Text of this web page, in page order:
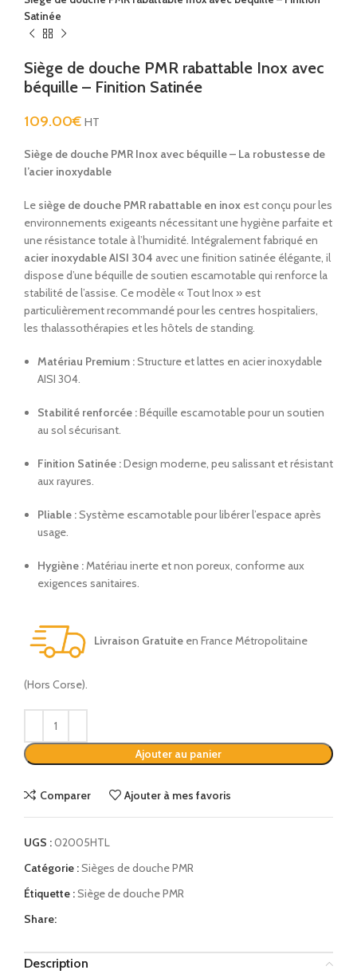
Satinée
Siège de douche PMR rabattable Inox avec
béquille – Finition Satinée
109.00€ HT
Siège de douche PMR Inox avec béquille – La robustesse de
l’acier inoxydable
Le siège de douche PMR rabattable en inox est conçu pour les
environnements exigeants nécessitant une hygiène parfaite et
une résistance totale à l’humidité. Intégralement fabriqué en
acier inoxydable AISI 304 avec une finition satinée élégante, il
dispose d’une béquille de soutien escamotable qui renforce la
stabilité de l’assise. Ce modèle « Tout Inox » est
particulièrement recommandé pour les centres hospitaliers,
les thalassothérapies et les hôtels de standing.
Matériau Premium :Structure et lattes en acier inoxydable
AISI 304.
Stabilité renforcée :Béquille escamotable pour un soutien
au sol sécurisant.
Finition Satinée :Design moderne, peu salissant et résistant
aux rayures.
Pliable :Système escamotable pour libérer l’espace après
usage.
Hygiène :Matériau inerte et non poreux, conforme aux
exigences sanitaires.
Livraison Gratuite en France Métropolitaine
(Hors Corse).
Ajouter au panier
Comparer Ajouter à mes favoris
UGS :02005HTL
Catégorie :Sièges de douche PMR
Étiquette :Siège de douche PMR
Share:
Description